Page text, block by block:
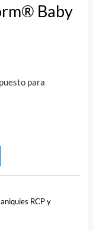
Baby
para
RCP y